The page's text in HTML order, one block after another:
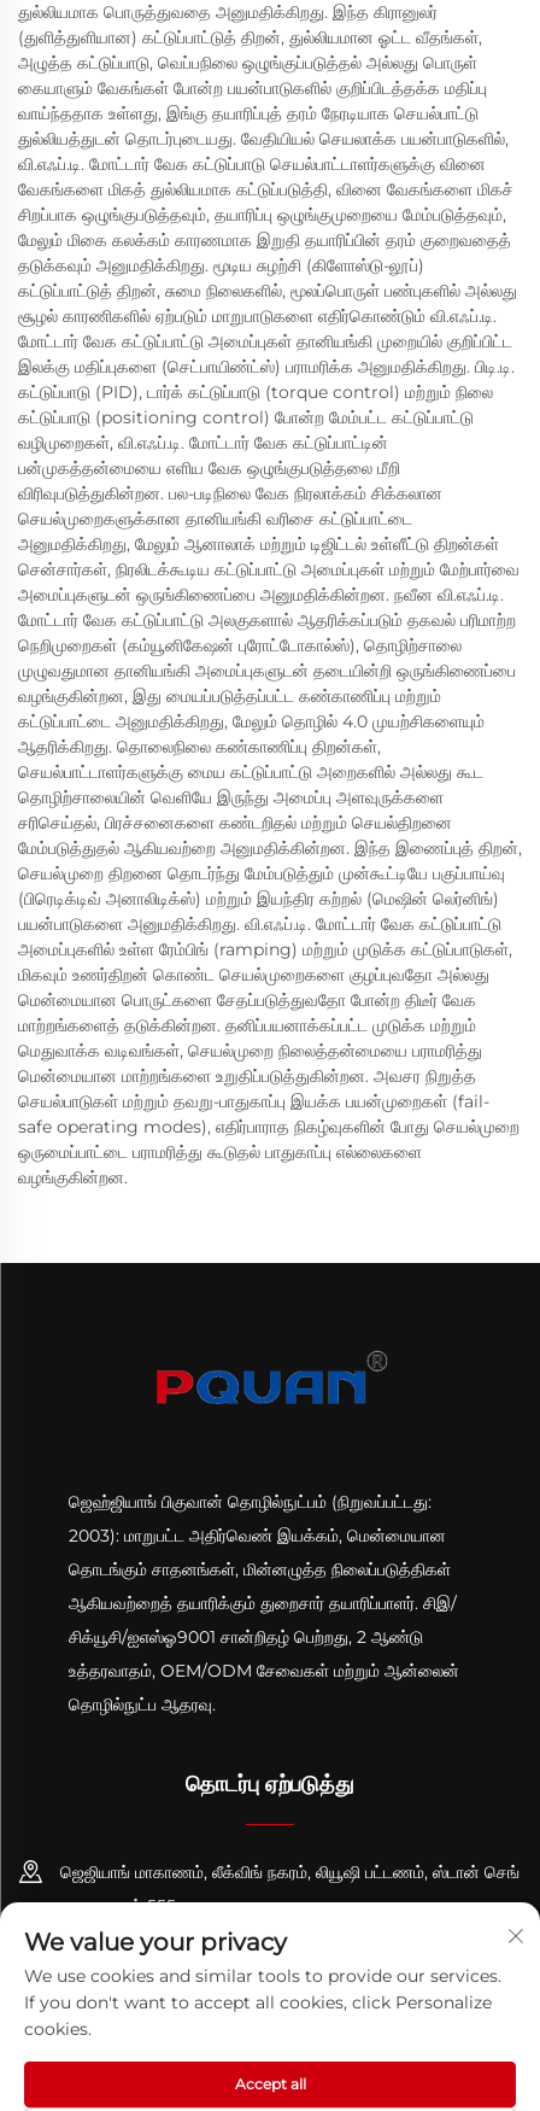
துல்லியமாக பொருத்துவதை அனுமதிக்கிறது. இந்த கிரானுலர்
(துளித்துளியான) கட்டுப்பாட்டுத் திறன், துல்லியமான ஓட்ட வீதங்கள்,
அழுத்த கட்டுப்பாடு, வெப்பநிலை ஒழுங்குப்படுத்தல் அல்லது பொருள்
கையாளும் வேகங்கள் போன்ற பயன்பாடுகளில் குறிப்பிடத்தக்க மதிப்பு
வாய்ந்ததாக உள்ளது, இங்கு தயாரிப்புத் தரம் நேரடியாக செயல்பாட்டு
துல்லியத்துடன் தொடர்புடையது. வேதியியல் செயலாக்க பயன்பாடுகளில்,
வி.எஃப்.டி. மோட்டார் வேக கட்டுப்பாடு செயல்பாட்டாளர்களுக்கு வினை
வேகங்களை மிகத் துல்லியமாக கட்டுப்படுத்தி, வினை வேகங்களை மிகச்
சிறப்பாக ஒழுங்குபடுத்தவும், தயாரிப்பு ஒழுங்குமுறையை மேம்படுத்தவும்,
மேலும் மிகை கலக்கம் காரணமாக இறுதி தயாரிப்பின் தரம் குறைவதைத்
தடுக்கவும் அனுமதிக்கிறது. மூடிய சுழற்சி (கிளோஸ்டு-லூப்)
கட்டுப்பாட்டுத் திறன், சுமை நிலைகளில், மூலப்பொருள் பண்புகளில் அல்லது
சூழல் காரணிகளில் ஏற்படும் மாறுபாடுகளை எதிர்கொண்டும் வி.எஃப்.டி.
மோட்டார் வேக கட்டுப்பாட்டு அமைப்புகள் தானியங்கி முறையில் குறிப்பிட்ட
இலக்கு மதிப்புகளை (செட்பாயிண்ட்ஸ்) பராமரிக்க அனுமதிக்கிறது. பிடி.டி.
கட்டுப்பாடு (PID), டார்க் கட்டுப்பாடு (torque control) மற்றும் நிலை
கட்டுப்பாடு (positioning control) போன்ற மேம்பட்ட கட்டுப்பாட்டு
வழிமுறைகள், வி.எஃப்.டி. மோட்டார் வேக கட்டுப்பாட்டின்
பன்முகத்தன்மையை எளிய வேக ஒழுங்குபடுத்தலை மீறி
விரிவுபடுத்துகின்றன. பல-படிநிலை வேக நிரலாக்கம் சிக்கலான
செயல்முறைகளுக்கான தானியங்கி வரிசை கட்டுப்பாட்டை
அனுமதிக்கிறது, மேலும் ஆனாலாக் மற்றும் டிஜிட்டல் உள்ளீட்டு திறன்கள்
சென்சார்கள், நிரலிடக்கூடிய கட்டுப்பாட்டு அமைப்புகள் மற்றும் மேற்பார்வை
அமைப்புகளுடன் ஒருங்கிணைப்பை அனுமதிக்கின்றன. நவீன வி.எஃப்.டி.
மோட்டார் வேக கட்டுப்பாட்டு அலகுகளால் ஆதரிக்கப்படும் தகவல் பரிமாற்ற
நெறிமுறைகள் (கம்யூனிகேஷன் புரோட்டோகால்ஸ்), தொழிற்சாலை
முழுவதுமான தானியங்கி அமைப்புகளுடன் தடையின்றி ஒருங்கிணைப்பை
வழங்குகின்றன, இது மையப்படுத்தப்பட்ட கண்காணிப்பு மற்றும்
கட்டுப்பாட்டை அனுமதிக்கிறது, மேலும் தொழில் 4.0 முயற்சிகளையும்
ஆதரிக்கிறது. தொலைநிலை கண்காணிப்பு திறன்கள்,
செயல்பாட்டாளர்களுக்கு மைய கட்டுப்பாட்டு அறைகளில் அல்லது கூட
தொழிற்சாலையின் வெளியே இருந்து அமைப்பு அளவுருக்களை
சரிசெய்தல், பிரச்சனைகளை கண்டறிதல் மற்றும் செயல்திறனை
மேம்படுத்துதல் ஆகியவற்றை அனுமதிக்கின்றன. இந்த இணைப்புத் திறன்,
செயல்முறை திறனை தொடர்ந்து மேம்படுத்தும் முன்கூட்டியே பகுப்பாய்வு
(பிரெடிக்டிவ் அனாலிடிக்ஸ்) மற்றும் இயந்திர கற்றல் (மெஷின் லெர்னிங்)
பயன்பாடுகளை அனுமதிக்கிறது. வி.எஃப்.டி. மோட்டார் வேக கட்டுப்பாட்டு
அமைப்புகளில் உள்ள ரேம்பிங் (ramping) மற்றும் முடுக்க கட்டுப்பாடுகள்,
மிகவும் உணர்திறன் கொண்ட செயல்முறைகளை குழப்புவதோ அல்லது
மென்மையான பொருட்களை சேதப்படுத்துவதோ போன்ற திடீர் வேக
மாற்றங்களைத் தடுக்கின்றன. தனிப்பயனாக்கப்பட்ட முடுக்க மற்றும்
மெதுவாக்க வடிவங்கள், செயல்முறை நிலைத்தன்மையை பராமரித்து
மென்மையான மாற்றங்களை உறுதிப்படுத்துகின்றன. அவசர நிறுத்த
செயல்பாடுகள் மற்றும் தவறு-பாதுகாப்பு இயக்க பயன்முறைகள் (fail-
safe operating modes), எதிர்பாராத நிகழ்வுகளின் போது செயல்முறை
ஒருமைப்பாட்டை பராமரித்து கூடுதல் பாதுகாப்பு எல்லைகளை
வழங்குகின்றன.
ஜெஹ்ஜியாங் பிகுவான் தொழில்நுட்பம் (நிறுவப்பட்டது:
2003): மாறுபட்ட அதிர்வெண் இயக்கம், மென்மையான
தொடங்கும் சாதனங்கள், மின்னழுத்த நிலைப்படுத்திகள்
ஆகியவற்றைத் தயாரிக்கும் துறைசார் தயாரிப்பாளர். சிஇ/
சிக்யூசி/ஐஎஸ்ஓ9001 சான்றிதழ் பெற்றது, 2 ஆண்டு
உத்தரவாதம், OEM/ODM சேவைகள் மற்றும் ஆன்லைன்
தொழில்நுட்ப ஆதரவு.
தொடர்பு ஏற்படுத்து
ஜெஜியாங் மாகாணம், லீக்விங் நகரம், லியூஷி பட்டணம், ஸ்டான் செங்
சாலை, எண் 555
+86-13695814656
[email protected]
காப்புரிமை © 2026 செஜியாங் பிகுவான் தொழில்நுட்பம் கோ., லிட். அனைத்து
We value your privacy
We use cookies and similar tools to provide our services.
If you don't want to accept all cookies, click Personalize
cookies.
Accept all